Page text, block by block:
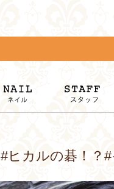
#ヒカルの碁！？